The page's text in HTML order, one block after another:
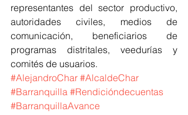
representantes del sector productivo,
autoridades civiles, medios de
comunicación, beneficiarios de
programas distritales, veedurías y
comités de usuarios.
#AlejandroChar #AlcaldeChar
#Barranquilla #Rendicióndecuentas
#BarranquillaAvance